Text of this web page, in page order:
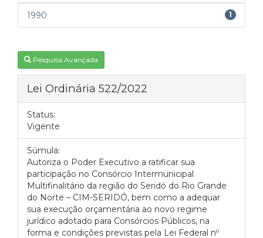
1990 1
Pesquisa Avançada
Lei Ordinária 522/2022
Status:
Vigente
Súmula:
Autoriza o Poder Executivo a ratificar sua
participação no Consórcio Intermunicipal
Multifinalitário da região do Seridó do Rio Grande
do Norte – CIM-SERIDÓ, bem como a adequar
sua execução orçamentária ao novo regime
jurídico adotado para Consórcios Públicos, na
forma e condições previstas pela Lei Federal nº